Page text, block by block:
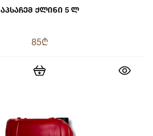
Აპსაჩემ Ქლინი 5 Ლ
85₾